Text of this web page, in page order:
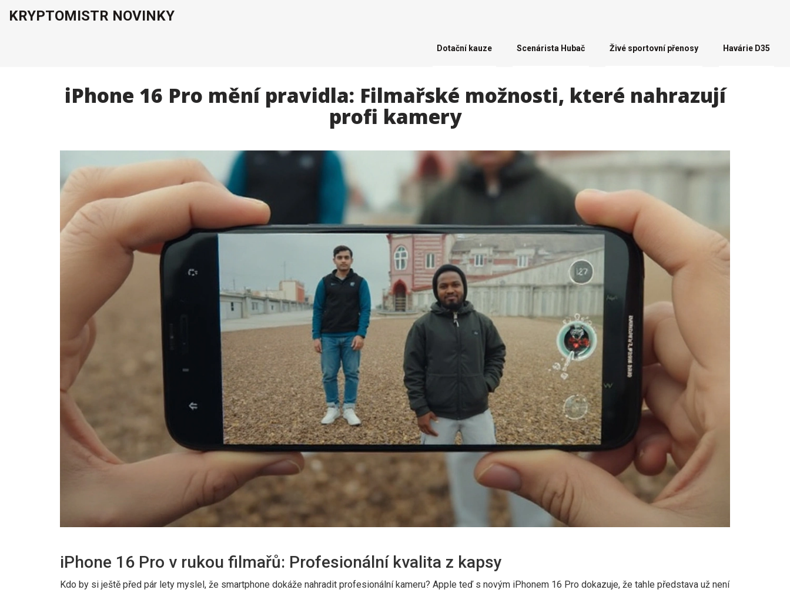
KRYPTOMISTR NOVINKY
Dotační kauze Scenárista Hubač Živé sportovní přenosy Havárie D35
iPhone 16 Pro mění pravidla: Filmařské možnosti, které nahrazují
profi kamery
iPhone 16 Pro v rukou filmařů: Profesionální kvalita z kapsy
Kdo by si ještě před pár lety myslel, že smartphone dokáže nahradit profesionální kameru? Apple teď s novým iPhonem 16 Pro dokazuje, že tahle představa už není